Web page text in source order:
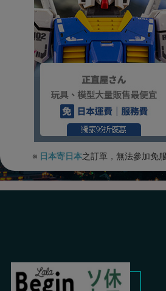
※ 日本寄日本之訂單，無法參加免